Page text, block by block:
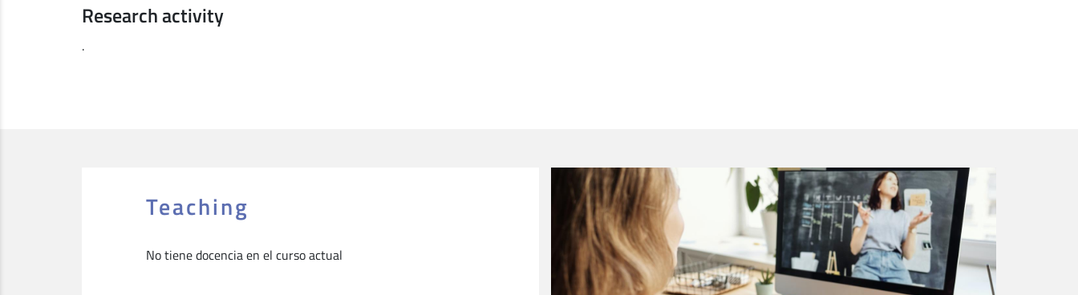
Research activity
.
Teaching
No tiene docencia en el curso actual